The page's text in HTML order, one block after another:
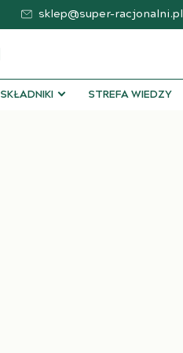
sklep@super-racjonalni.pl
SKŁADNIKI STREFA WIEDZY